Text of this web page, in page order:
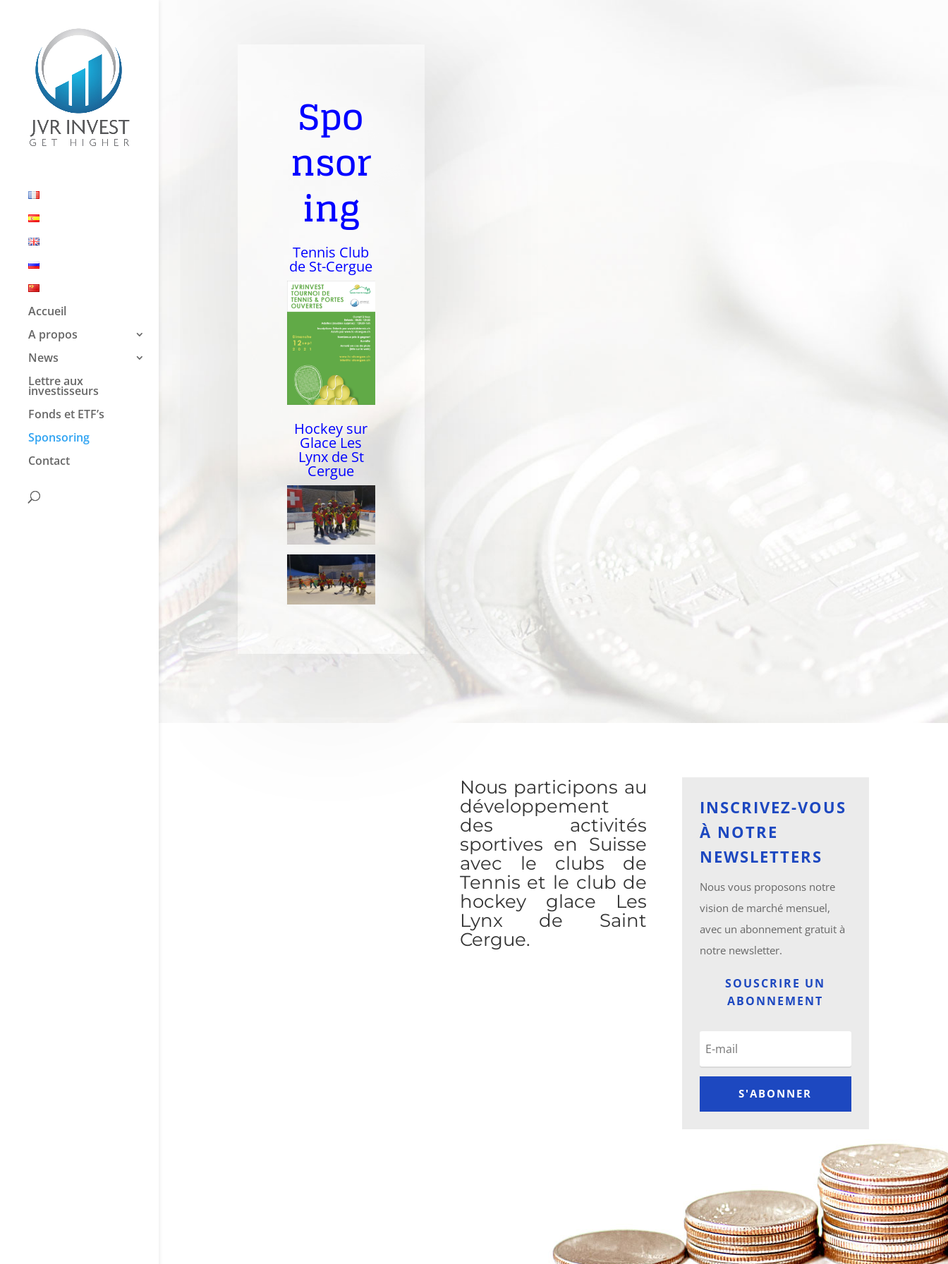
Accueil
A propos
News
Lettre aux
investisseurs
Fonds et ETF’s
Sponsoring
Contact
Spo
nsor
ing
Tennis Club
de St-Cergue
Hockey sur
Glace Les
Lynx de St
Cergue
Nous participons au
développement
des activités
sportives en Suisse
avec le clubs de
Tennis et le club de
hockey glace Les
Lynx de Saint
Cergue.
INSCRIVEZ-VOUS
À NOTRE
NEWSLETTERS
Nous vous proposons notre
vision de marché mensuel,
avec un abonnement gratuit à
notre newsletter.
SOUSCRIRE UN
ABONNEMENT
S'ABONNER